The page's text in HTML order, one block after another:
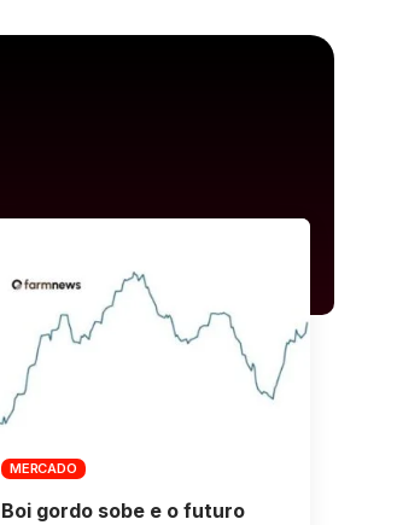
MERCADO
Boi gordo sobe e o futuro